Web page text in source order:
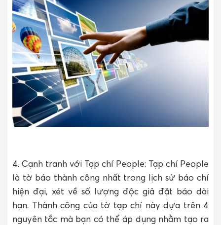
4. Cạnh tranh với Tạp chí People: Tạp chí People
là tờ báo thành công nhất trong lịch sử báo chí
hiện đại, xét về số lượng độc giả đặt báo dài
hạn. Thành công của tờ tạp chí này dựa trên 4
nguyên tắc mà bạn có thể áp dụng nhằm tạo ra